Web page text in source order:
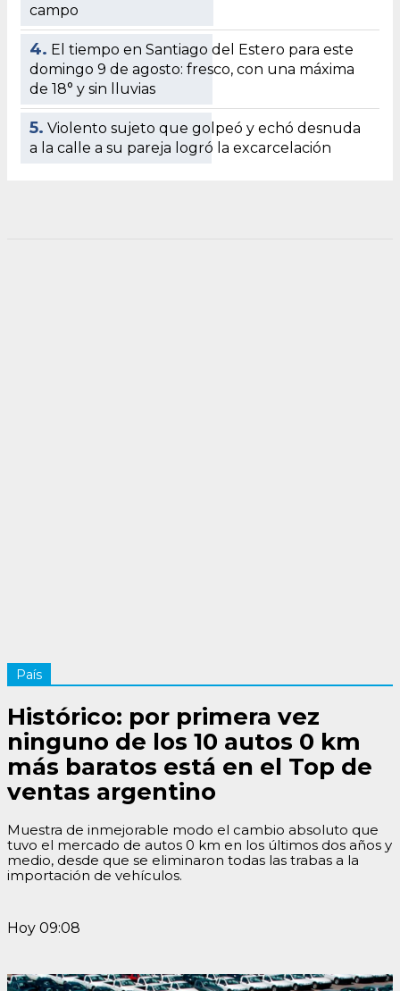
campo
4. El tiempo en Santiago del Estero para este
domingo 9 de agosto: fresco, con una máxima
de 18° y sin lluvias
5. Violento sujeto que golpeó y echó desnuda
a la calle a su pareja logró la excarcelación